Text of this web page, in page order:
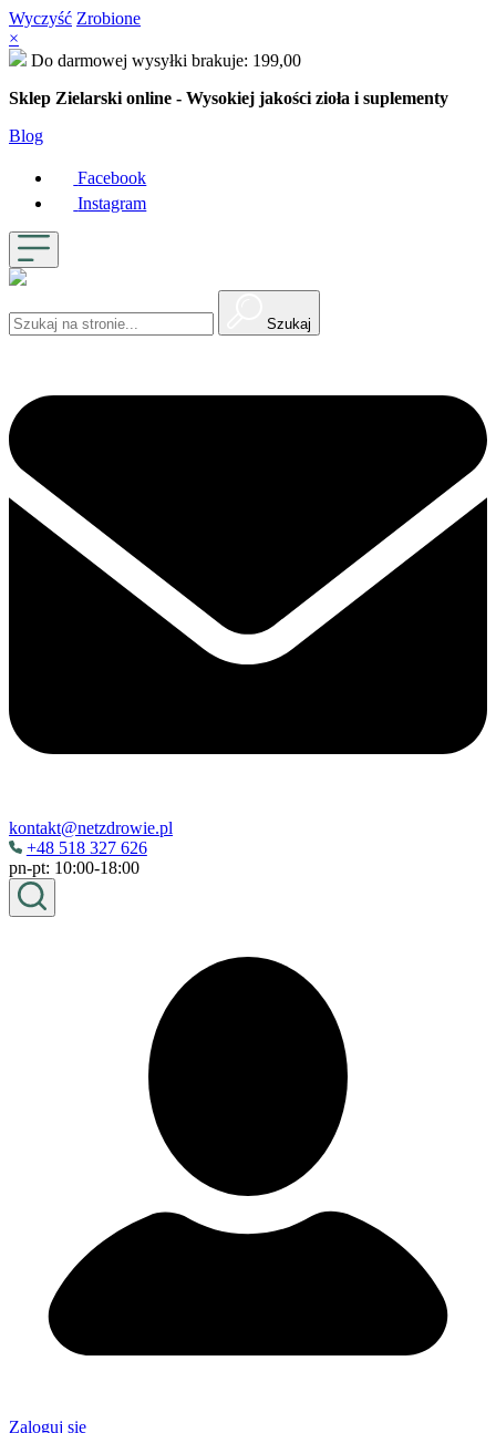
Wyczyść Zrobione
×
Do darmowej wysyłki brakuje: 199,00
Sklep Zielarski online - Wysokiej jakości zioła i suplementy
Blog
Facebook
Instagram
Szukaj
kontakt@netzdrowie.pl
+48 518 327 626
pn-pt: 10:00-18:00
Zaloguj się